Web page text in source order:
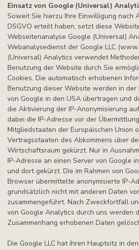
Einsatz von Google (Universal)
Soweit Sie hierzu Ihre Einwilligung nach
DSGVO erteilt haben, setzt diese
Webseitenanalyse Google (Universal)
Webanalysedienst der Google LLC
(Universal) Analytics verwendet
Benutzung der Website durch Sie
Cookies. Die automatisch erhobenen
Benutzung dieser Website werden in der
von Google in den USA übertragen und
die Aktivierung der IP-Anonymisierung
dabei die IP-Adresse vor der
Mitgliedstaaten der Europäischen Union
Vertragsstaaten des Abkommens über
Wirtschaftsraum gekürzt. Nur in
IP-Adresse an einen Server von Google
und dort gekürzt. Die im Rahmen von
Browser übermittelte anonymisierte IP-
grundsätzlich nicht mit anderen Daten
zusammengeführt. Nach Zweckfortfall
von Google Analytics durch uns werden
Zusammenhang erhobenen Daten
Die Google LLC hat ihren Hauptsitz in